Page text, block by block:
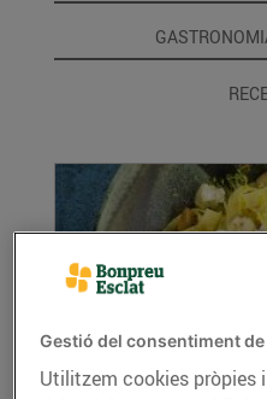
Gestió del consentiment
Utilitzem cookies pròpies